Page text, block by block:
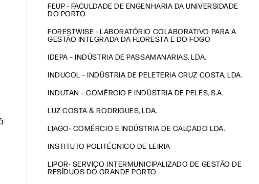
FEUP - FACULDADE DE ENGENHARIA DA UNIVERSIDADE
DO PORTO
FORESTWISE - LABORATÓRIO COLABORATIVO PARA A
GESTÃO INTEGRADA DA FLORESTA E DO FOGO
IDEPA – INDÚSTRIA DE PASSAMANARIAS, LDA.
INDUCOL – INDÚSTRIA DE PELETERIA CRUZ COSTA, LDA.
INDUTAN – COMÉRCIO E INDÚSTRIA DE PELES, S.A.
LUZ COSTA & RODRIGUES, LDA.
LIAGO- COMÉRCIO E INDÚSTRIA DE CALÇADO LDA.
INSTITUTO POLITÉCNICO DE LEIRIA
LIPOR- SERVIÇO INTERMUNICIPALIZADO DE GESTÃO DE
RESÍDUOS DO GRANDE PORTO